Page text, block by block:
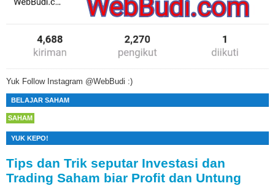
Yuk Follow Instagram @WebBudi :)
BELAJAR SAHAM
SAHAM
YUK KEPO!
Tips dan Trik seputar Investasi dan
Trading Saham biar Profit dan Untung